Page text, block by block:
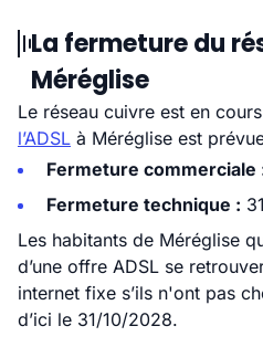
La fermeture du
Méréglise
Le réseau cuivre est en
l’ADSL à Méréglise est
Fermeture commerciale
Fermeture technique :
Les habitants de Méréglise
d’une offre ADSL se
internet fixe s’ils n'ont pas
d’ici le 31/10/2028.